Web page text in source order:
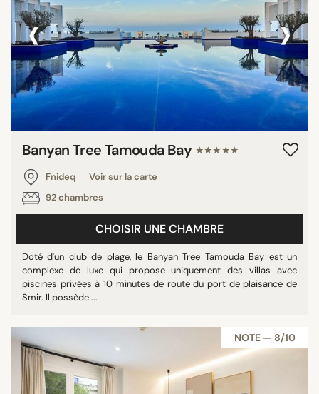
‹ ›
Banyan Tree Tamouda Bay ★★★★★
Fnideq
Voir sur la carte
92 chambres
CHOISIR UNE CHAMBRE
Doté d'un club de plage, le Banyan Tree Tamouda Bay est un
complexe de luxe qui propose uniquement des villas avec
piscines privées à 10 minutes de route du port de plaisance de
Smir. Il possède ...
NOTE — 8/10